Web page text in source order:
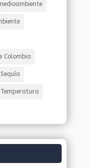
Colombia
Sequía
Temperatura